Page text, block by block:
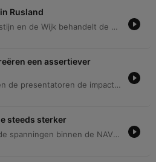
Rusland
Deze aflevering van Boekerstijn en de Wijk behandelt de escalerende situatie in de oorlog tussen Rusland en Oekraïne, met aandacht voor Russische aanvallen op de energie-infrastructuur, de veranderende retoriek in het Kremlin en de mogelijke levering van Amerikaanse Patriot-onderdelen. Daarnaast wordt de toenemende spanning in het Midden-Oosten besproken, specifiek de militaire acties van Iran en de impact op de Straat van Hormuz, evenals recente politieke ontwikkelingen rondom Donald Trump.
een assertiever
In deze aflevering analyseren de presentatoren de impact van de NAVO-top en de onvoorspelbare houding van Trump ten opzichte van bondgenoten en de soevereiniteit van Denemarken. Er wordt diep ingegaan op de Russische militaire dreiging langs de NAVO-grenzen en de kwetsbaarheid van het Westen voor escalatie. Daarnaast bespreken we de geopolitieke implicaties van de oorlog in Oekraïne. De discussie belicht de noodzaak om geen zwakte te tonen aan Poetin en speculeert over mogelijke scenario's, zoals een 'Duitslandscenario' voor Oekraïne, en de impact van een assertiever Oekraïne op de NAVO en de EU.
steeds sterker
Deze aflevering bespreekt de spanningen binnen de NAVO tijdens de top in Ankara, waarbij de onvoorspelbare houding van Trump en de reactie van Rutte centraal staan. Daarnaast wordt de verschuiving in defensie-aankopen naar Europa en de groeiende militaire samenwerking met Oekraïne belicht. Verder wordt de escalerende militaire spanning in Oekraïne behandeld, met specifieke aandacht voor de kwetsbaarheid van de Russische logistiek en de Krim. Tot slot wordt de toenemende dreiging in het Midden-Oosten en de confrontatie tussen de VS en Iran besproken.